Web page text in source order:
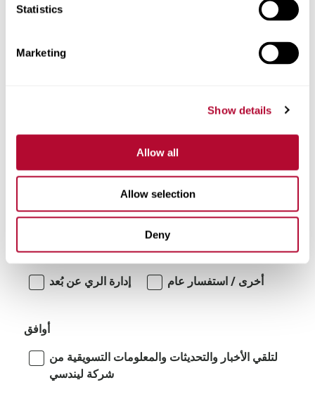
Statistics
Marketing
Show details
Allow all
Allow selection
Deny
تعليقات
أنظمة الري الدوارة/المتحركة جانبياً
إدارة الري عن بُعد أخرى / استفسار عام
أوافق
لتلقي الأخبار والتحديثات والمعلومات التسويقية من
شركة ليندسي